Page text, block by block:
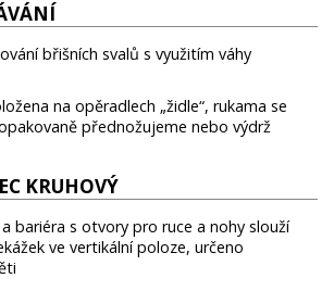
břišních svalů s využitím váhy
na opěradlech „židle“, rukama se
přednožujeme nebo výdrž
KRUHOVÝ
bariéra s otvory pro ruce a nohy slouží
ve vertikální poloze, určeno